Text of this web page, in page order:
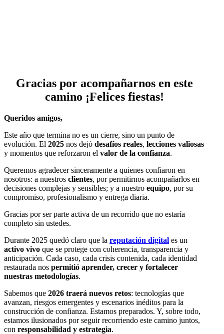
Gracias por acompañarnos en este
camino ¡Felices fiestas!
Queridos amigos,
Este año que termina no es un cierre, sino un punto de
evolución. El 2025 nos dejó desafíos reales, lecciones valiosas
y momentos que reforzaron el valor de la confianza.
Queremos agradecer sinceramente a quienes confiaron en
nosotros: a nuestros clientes, por permitirnos acompañarlos en
decisiones complejas y sensibles; y a nuestro equipo, por su
compromiso, profesionalismo y entrega diaria.
Gracias por ser parte activa de un recorrido que no estaría
completo sin ustedes.
Durante 2025 quedó claro que la reputación digital es un
activo vivo que se protege con coherencia, transparencia y
anticipación. Cada caso, cada crisis contenida, cada identidad
restaurada nos permitió aprender, crecer y fortalecer
nuestras metodologías.
Sabemos que 2026 traerá nuevos retos: tecnologías que
avanzan, riesgos emergentes y escenarios inéditos para la
construcción de confianza. Estamos preparados. Y, sobre todo,
estamos ilusionados por seguir recorriendo este camino juntos,
con responsabilidad y estrategia.